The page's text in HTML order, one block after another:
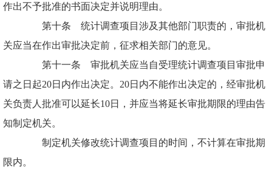
作出不予批准的书面决定并说明理由。
第十条 统计调查项目涉及其他部门职责的，审批机
关应当在作出审批决定前，征求相关部门的意见。
第十一条 审批机关应当自受理统计调查项目审批申
请之日起20日内作出决定。20日内不能作出决定的，经审批机
关负责人批准可以延长10日，并应当将延长审批期限的理由告
知制定机关。
制定机关修改统计调查项目的时间，不计算在审批期
限内。